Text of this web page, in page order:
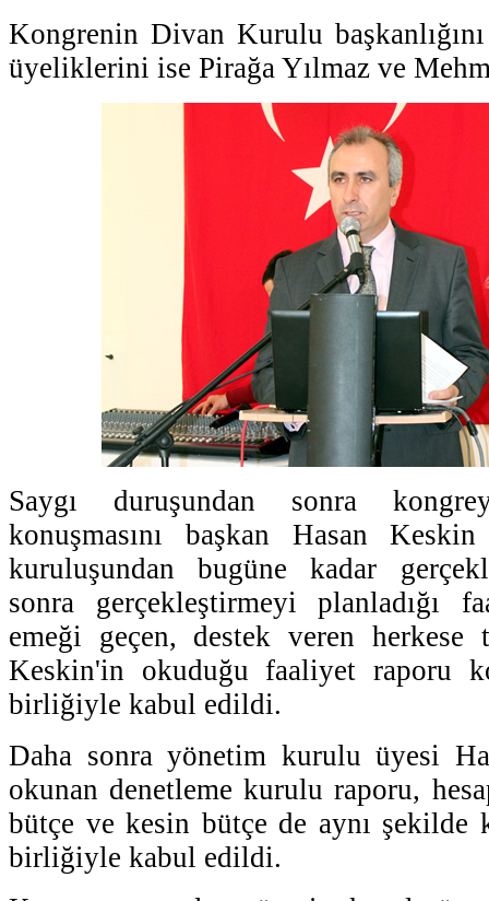
Kongrenin Divan Kurulu
üyeliklerini ise Pirağa Yılmaz ve
Saygı duruşundan sonra
konuşmasını başkan Hasan
kuruluşundan bugüne kadar
sonra gerçekleştirmeyi planladığı
emeği geçen, destek veren herkese
Keskin'in okuduğu faaliyet raporu
birliğiyle kabul edildi.
Daha sonra yönetim kurulu üyesi
okunan denetleme kurulu raporu,
bütçe ve kesin bütçe de aynı şekilde
birliğiyle kabul edildi.